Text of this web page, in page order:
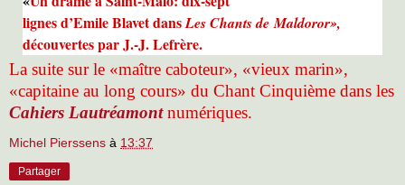
lignes d’Emile Blavet dansLes Chants de Maldoror»,
découvertes par J.-J. Lefrère.
La suite sur le «maître caboteur», «vieux marin»,
«capitaine au long cours» du Chant Cinquième dans les
Cahiers Lautréamont numériques.
Michel Pierssens à 13:37
Partager